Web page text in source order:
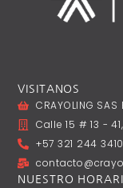
VISITANOS
CRAYOLING SAS
Calle 15 # 13 -
+57 321 244 3410
NUESTRO